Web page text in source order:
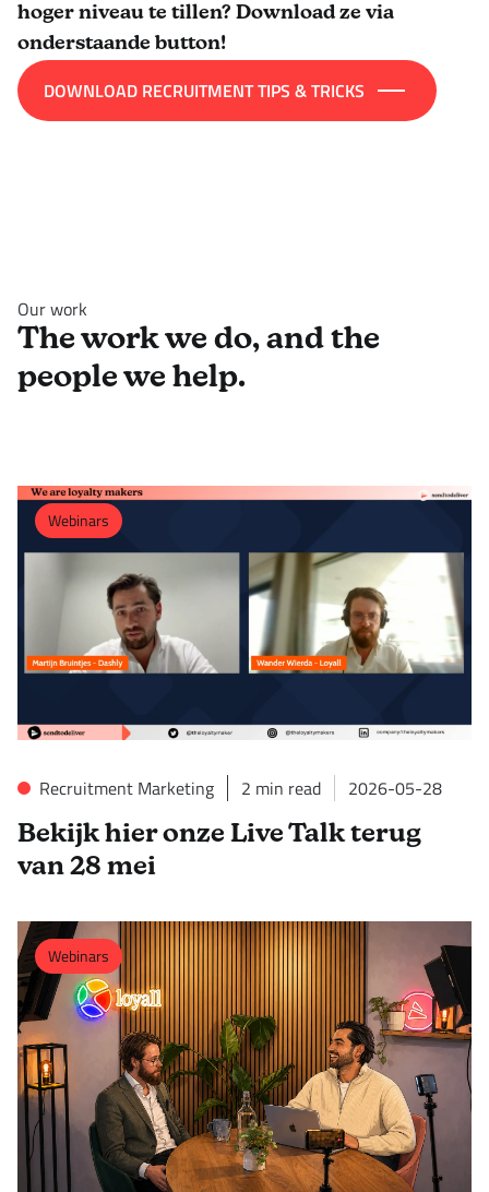
hoger niveau te tillen? Download ze via
onderstaande button!
DOWNLOAD RECRUITMENT TIPS & TRICKS
Our work
The work we do, and the
people we help.
Webinars
Recruitment Marketing 2 min read 2026-05-28
Bekijk hier onze Live Talk terug
van 28 mei
Webinars